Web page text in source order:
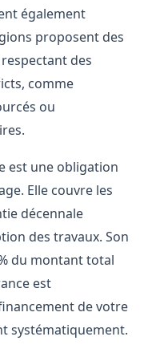
également
proposent des
des
comme
ou
est une obligation
Elle couvre les
décennale
des travaux. Son
du montant total
est
de votre
systématiquement.